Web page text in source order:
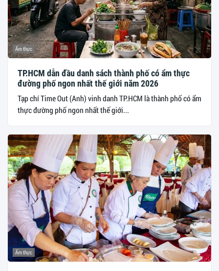
Ẩm thực
TP.HCM dẫn đầu danh sách thành phố có ẩm thực
đường phố ngon nhất thế giới năm 2026
Tạp chí Time Out (Anh) vinh danh TP.HCM là thành phố có ẩm
thực đường phố ngon nhất thế giới...
Ẩm thực